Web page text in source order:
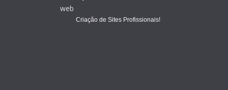
Criação de Sites Profissionais!